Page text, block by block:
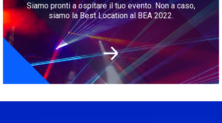
Siamo pronti a ospitare il tuo evento. Non a caso,
siamo la Best Location al BEA 2022.